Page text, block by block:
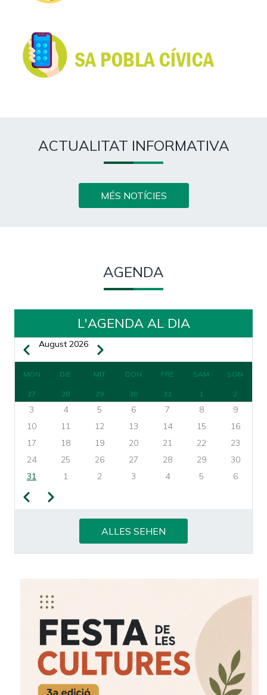
ACTUALITAT INFORMATIVA
MÉS NOTÍCIES
AGENDA
L'AGENDA AL DIA
SEITENNUMMERIERUNG
ZurückAugust 2026 Weiter
MON DIE MIT DON FRE SAM SON
27 28 29 30 31 1 2
3 4 5 6 7 8
9
10
11 12 13 14 15
16
17
18 19 20 21 22
23
24
25 26 27 28 29
30
31
1 2 3 4 5 6
Zurück Weiter
ALLES SEHEN